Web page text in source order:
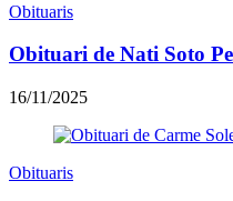
Obituaris
Obituari de Nati Soto
16/11/2025
Obituaris